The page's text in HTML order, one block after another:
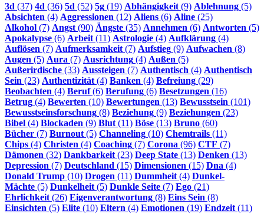
3d (37) 4d (36) 5d (52) 5g (19) Abhängigkeit (9) Ablehnung (5)
Absichten (4) Aggressionen (12) Aliens (6) Aline (25)
Alkohol (7) Angst (90) Ängste (35) Annehmen (6) Antworten (5)
Apokalypse (6) Arbeit (11) Astrologie (4) Aufklärung (4)
Auflösen (7) Aufmerksamkeit (7) Aufstieg (9) Aufwachen (8)
Augen (5) Aura (7) Ausrichtung (4) Außen (5)
Außerirdische (33) Aussteigen (7) Authentisch (4) Authentisch
Sein (23) Authentizität (4) Banken (4) Befreiung (29)
Beobachten (4) Beruf(6) Berufung (6) Besetzungen (16)
Betrug (4) Bewerten (10) Bewertungen (13) Bewusstsein (101)
Bewusstseinsforschung (8) Beziehung (9) Beziehungen (23)
Bibel (4) Blockaden (9) Blut (11) Böse (13) Bruno (60)
Bücher (7) Burnout (5) Channeling (10) Chemtrails (11)
Chips (4) Christen (4) Coaching (7) Corona (96) CTF (7)
Dämonen (32) Dankbarkeit (23) Deep State (13) Denken (13)
Depression (7) Deutschland (15) Dimensionen (15) Dna (4)
Donald Trump (10) Drogen (11) Dummheit (4) Dunkel-
Mächte (5) Dunkelheit (5) Dunkle Seite (7) Ego (21)
Ehrlichkeit (26) Eigenverantwortung (8) Eins Sein (8)
Einsichten (5) Elite (10) Eltern (4) Emotionen (19) Endzeit (11)